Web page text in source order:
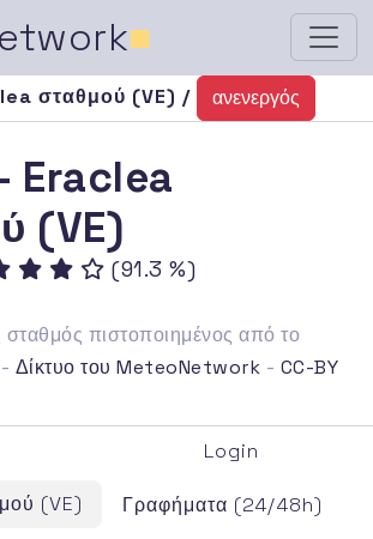
■
σταθμού (VE) / ανενεργός
Eraclea
(VE)
(91.3 %)
πιστοποιημένος από το
Δίκτυο του MeteoNetwork - CC-BY
Login
(VE)
Γραφήματα (24/48h)